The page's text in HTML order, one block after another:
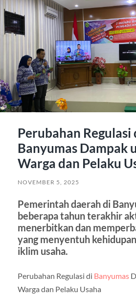
Perubahan Regulasi
Banyumas Dampak
Warga dan Pelaku
NOVEMBER 5, 2025
Pemerintah daerah di
beberapa tahun terakhir
menerbitkan dan
yang menyentuh
iklim usaha.
Perubahan Regulasi di Banyumas
Warga dan Pelaku Usaha